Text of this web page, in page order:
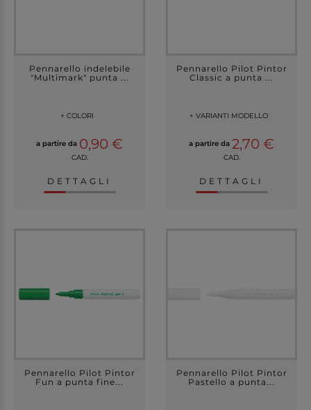
Pennarello indelebile
"Multimark" punta ...
+ COLORI
a partire da 0,90 €
CAD.
DETTAGLI
Pennarello Pilot Pintor
Classic a punta ...
+ VARIANTI MODELLO
a partire da 2,70 €
CAD.
DETTAGLI
Pennarello Pilot Pintor
Fun a punta fine...
Pennarello Pilot Pintor
Pastello a punta...